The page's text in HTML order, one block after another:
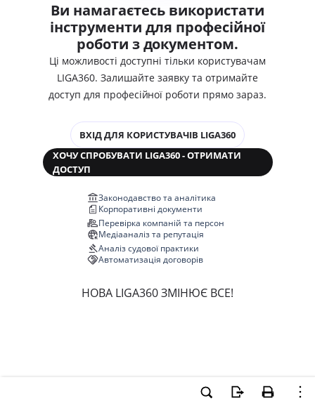
Ви намагаєтесь використати
інструменти для професійної
роботи з документом.
Ці можливості доступні тільки користувачам
LIGA360. Залишайте заявку та отримайте
доступ для професійної роботи прямо зараз.
ВХІД ДЛЯ КОРИСТУВАЧІВ LIGA360
ХОЧУ СПРОБУВАТИ LIGA360 - ОТРИМАТИ
ДОСТУП
Законодавство та аналітика
Корпоративні документи
Перевірка компаній та персон
Медіааналіз та репутація
Аналіз судової практики
Автоматизація договорів
НОВА LIGA360 ЗМІНЮЄ ВСЕ!